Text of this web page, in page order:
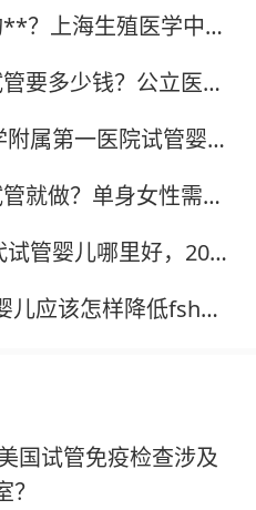
北京试管助孕哪家机构**？上海生殖医学中心如何？?
自己去哈萨克斯坦做试管要多少钱？公立医院三代试管费用清单来了?
2026年温州市医科大学附属第一医院试管婴儿步骤图是怎么样的？?
未婚能不能想做混血试管就做？单身女性需要了解风险和注意事项?
2026年哈尔滨市做三代试管婴儿哪里好，2026哈尔滨市做三代试管比较好的医院名单?
fsh值高想做三代试管婴儿应该怎样降低fsh值提高卵巢功能?
国试管免疫检查涉及
？